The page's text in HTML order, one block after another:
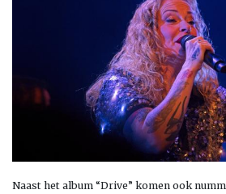
Naast het album “Drive” komen ook